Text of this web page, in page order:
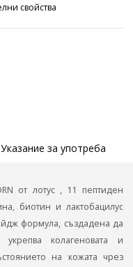
свойства
Указание за употреба
от лотус , 11 пептиден
биотин и лактобацилус
формула, създадена да
укрепва колагеновата и
на кожата чрез